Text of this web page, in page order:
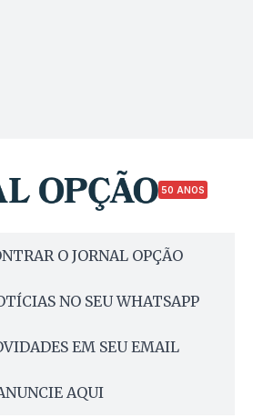
50 ANOS
O JORNAL OPÇÃO
NO SEU WHATSAPP
EM SEU EMAIL
AQUI